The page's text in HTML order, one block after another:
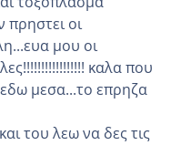
πρηστει οι
μου οι
καλα που
μεσα...το επρηζα
του λεω να δες τις